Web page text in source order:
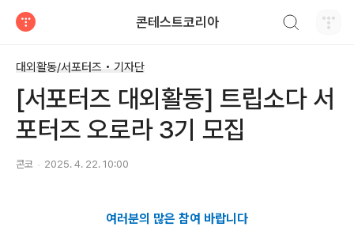
콘테스트코리아
대외활동/서포터즈 • 기자단
[서포터즈 대외활동] 트립소다 서
포터즈 오로라 3기 모집
콘코 2025. 4. 22. 10:00
여러분의 많은 참여 바랍니다